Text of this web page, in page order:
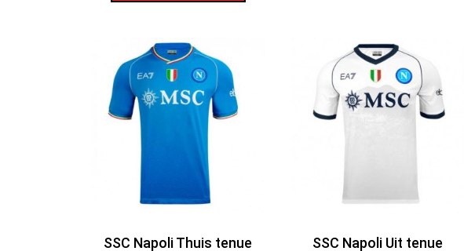
SSC Napoli Thuis tenue
SSC Napoli Uit tenue